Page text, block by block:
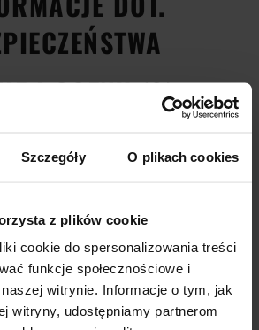
Szczegóły O plikach cookies
z plików cookie
cookie do spersonalizowania treści
funkcje społecznościowe i
witrynie. Informacje o tym, jak
witryny, udostępniamy partnerom
I OCENY (0)
z grzechotką wtykową 3/4" 96501065
i z mechanizmem wskazującym i
skrzynce. Niezwykle łatwa obsługa transmisji
sygnalizatory ostrzegawcze. Gwarantowana
niemieckie wykonanie.
QuickRelease zapobiega przypadkowemu
Mocuje się je pewnie na miejscu, a po